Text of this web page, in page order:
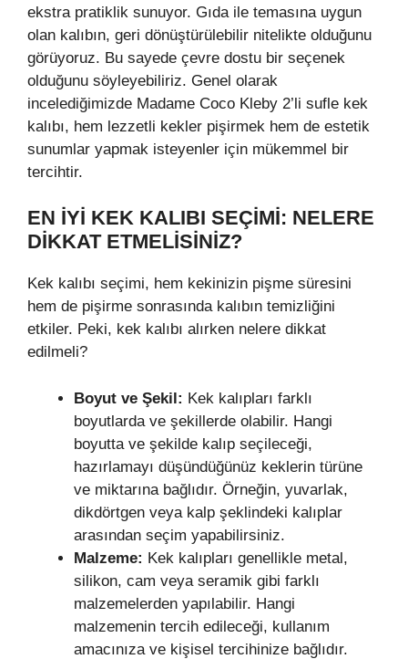
ekstra pratiklik sunuyor. Gıda ile temasına uygun
olan kalıbın, geri dönüştürülebilir nitelikte olduğunu
görüyoruz. Bu sayede çevre dostu bir seçenek
olduğunu söyleyebiliriz. Genel olarak
incelediğimizde Madame Coco Kleby 2’li sufle kek
kalıbı, hem lezzetli kekler pişirmek hem de estetik
sunumlar yapmak isteyenler için mükemmel bir
tercihtir.
EN İYI KEK KALIBI SEÇIMI: NELERE
DIKKAT ETMELISINIZ?
Kek kalıbı seçimi, hem kekinizin pişme süresini
hem de pişirme sonrasında kalıbın temizliğini
etkiler. Peki, kek kalıbı alırken nelere dikkat
edilmeli?
Boyut ve Şekil: Kek kalıpları farklı
boyutlarda ve şekillerde olabilir. Hangi
boyutta ve şekilde kalıp seçileceği,
hazırlamayı düşündüğünüz keklerin türüne
ve miktarına bağlıdır. Örneğin, yuvarlak,
dikdörtgen veya kalp şeklindeki kalıplar
arasından seçim yapabilirsiniz.
Malzeme: Kek kalıpları genellikle metal,
silikon, cam veya seramik gibi farklı
malzemelerden yapılabilir. Hangi
malzemenin tercih edileceği, kullanım
amacınıza ve kişisel tercihinize bağlıdır.